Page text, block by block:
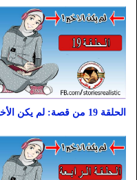
الحلقة 19 من قصة: لم يكن الأخير